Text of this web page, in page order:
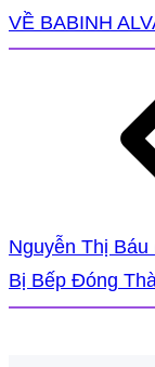
VỀ BABINH
Nguyễn Thị
Bị Bếp Đóng